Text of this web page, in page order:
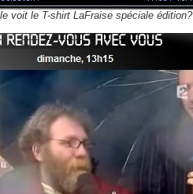
voit le T-shirt LaFraise spéciale édition?